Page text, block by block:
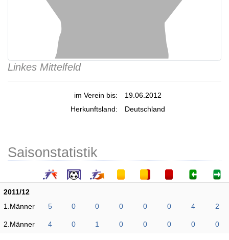
Linkes Mittelfeld
im Verein bis:
19.06.2012
Herkunftsland:
Deutschland
Saisonstatistik
2011/12
1.Männer
5 0 0 0 0 0 4 2
2.Männer 4 0 1 0 0 0 0 0